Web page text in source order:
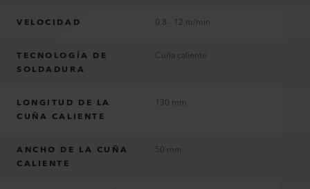
VELOCIDAD 0.8 - 12 m/min
TECNOLOGÍA DE
SOLDADURA
Cuña caliente
LONGITUD DE LA
CUÑA CALIENTE
130 mm
ANCHO DE LA CUÑA
CALIENTE
50 mm